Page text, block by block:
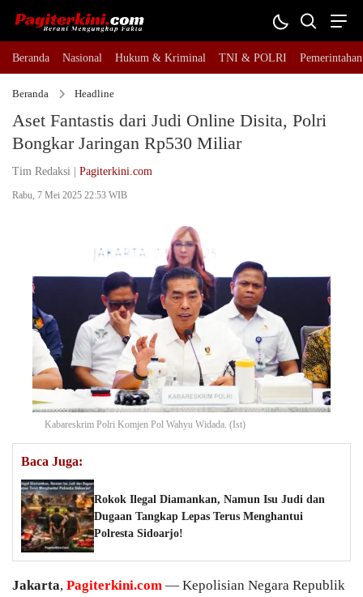
Beranda Nasional Hukum & Kriminal TNI & POLRI Pemerintahan
Beranda Headline
Aset Fantastis dari Judi Online Disita, Polri
Bongkar Jaringan Rp530 Miliar
Tim Redaksi | Pagiterkini.com
Rabu, 7 Mei 2025 22:53 WIB
Kabareskrim Polri Komjen Pol Wahyu Widada. (Ist)
Baca Juga:
Rokok Ilegal Diamankan, Namun Isu Judi dan
Dugaan Tangkap Lepas Terus Menghantui
Polresta Sidoarjo!
Jakarta, Pagiterkini.com — Kepolisian Negara Republik